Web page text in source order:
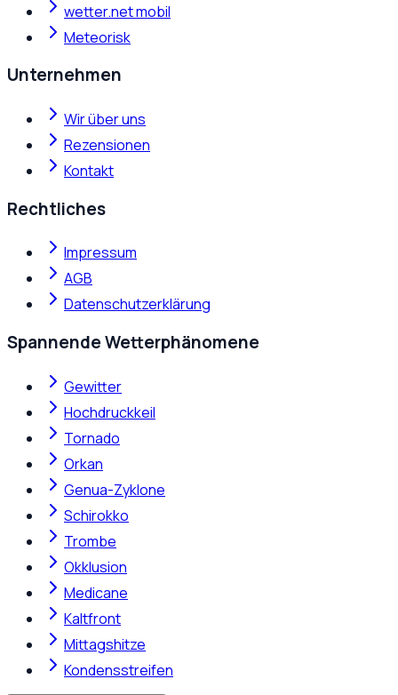
wetter.net mobil
Meteorisk
Unternehmen
Wir über uns
Rezensionen
Kontakt
Rechtliches
Impressum
AGB
Datenschutzerklärung
Spannende Wetterphänomene
Gewitter
Hochdruckkeil
Tornado
Orkan
Genua-Zyklone
Schirokko
Trombe
Okklusion
Medicane
Kaltfront
Mittagshitze
Kondensstreifen